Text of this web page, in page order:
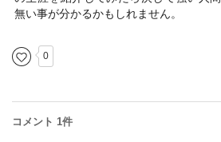
無い事が分かるかもしれません。
0
コメント 1件